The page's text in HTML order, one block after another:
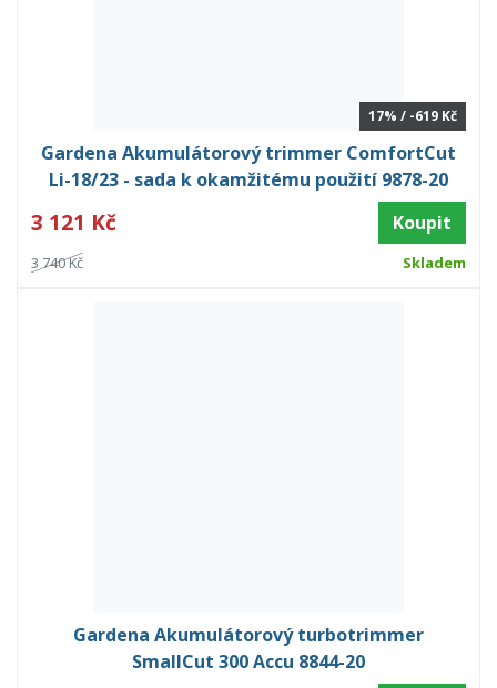
17% / -619 Kč
Gardena Akumulátorový trimmer ComfortCut
Li-18/23 - sada k okamžitému použití 9878-20
3 121 Kč Koupit
3 740 Kč Skladem
Gardena Akumulátorový turbotrimmer
SmallCut 300 Accu 8844-20